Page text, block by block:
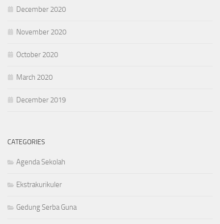
December 2020
November 2020
October 2020
March 2020
December 2019
CATEGORIES
Agenda Sekolah
Ekstrakurikuler
Gedung Serba Guna